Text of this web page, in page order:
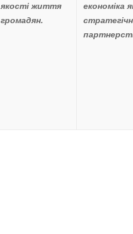
якості життя
громадян.
економіка